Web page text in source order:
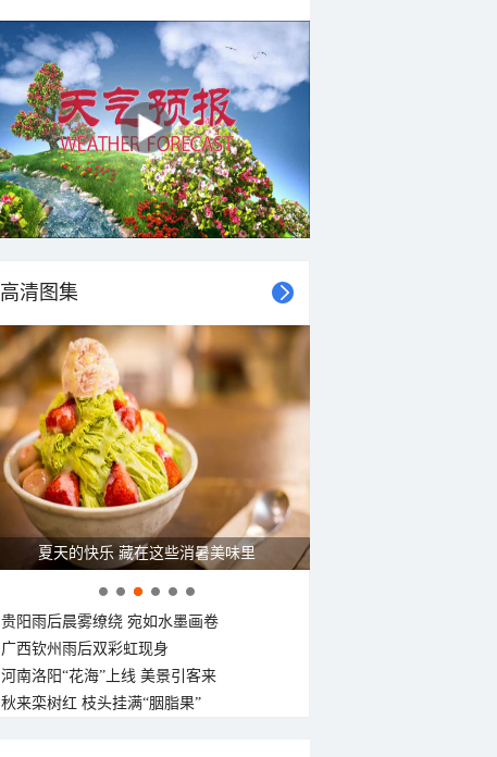
高清图集
夏天的快乐 藏在这些消暑美味里
贵阳雨后晨雾缭绕 宛如水墨画卷
广西钦州雨后双彩虹现身
河南洛阳“花海”上线 美景引客来
秋来栾树红 枝头挂满“胭脂果”